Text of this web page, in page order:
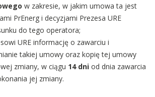
w zakresie, w jakim umowa ta jest
PrEnerg i decyzjami Prezesa URE
do tego operatora;
URE informację o zawarciu i
takiej umowy oraz kopię tej umowy
zmiany, w ciągu 14 dni od dnia zawarcia
jej zmiany.